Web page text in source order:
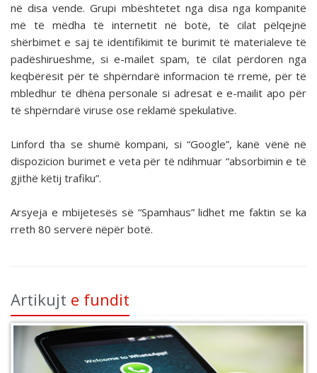
në disa vende. Grupi mbështetet nga disa nga kompanitë
më të mëdha të internetit në botë, të cilat pëlqejnë
shërbimet e saj të identifikimit të burimit të materialeve të
padëshirueshme, si e-mailet spam, të cilat përdoren nga
keqbërësit për të shpërndarë informacion të rremë, për të
mbledhur të dhëna personale si adresat e e-mailit apo për
të shpërndarë viruse ose reklamë spekulative.
Linford tha se shumë kompani, si “Google”, kanë vënë në
dispozicion burimet e veta për të ndihmuar “absorbimin e të
gjithë këtij trafiku”.
Arsyeja e mbijetesës së “Spamhaus” lidhet me faktin se ka
rreth 80 serverë nëpër botë.
Artikujt e fundit